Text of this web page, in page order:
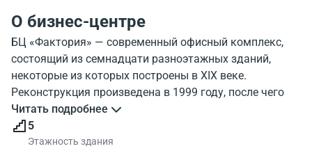
О бизнес-центре
БЦ «Фактория» — современный офисный комплекс,
состоящий из семнадцати разноэтажных зданий,
некоторые из которых построены в XIX веке.
Реконструкция произведена в 1999 году, после чего
бизнес-парк стал соответствовать категории В+.
«Фактория» обладает неплохой транспортной
Читать подробнее
5
Этажность здания